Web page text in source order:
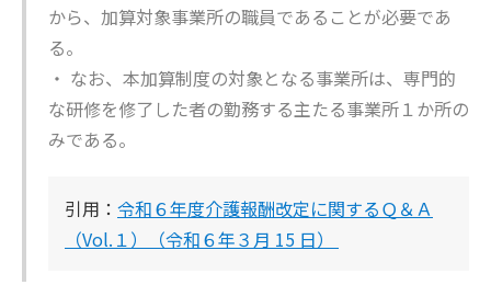
から、加算対象事業所の職員であることが必要であ
る。
・ なお、本加算制度の対象となる事業所は、専門的
な研修を修了した者の勤務する主たる事業所１か所の
みである。
引用： 令和６年度介護報酬改定に関するＱ＆Ａ
（Vol.１）（令和６年３月 15 日）